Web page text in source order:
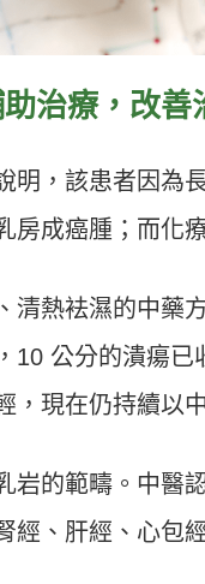
治療，改善
明，該患者因為
房成癌腫；而化
清熱袪濕的中藥
10 公分的潰瘍
，現在仍持續以
岩的範疇。中醫
經、肝經、心包